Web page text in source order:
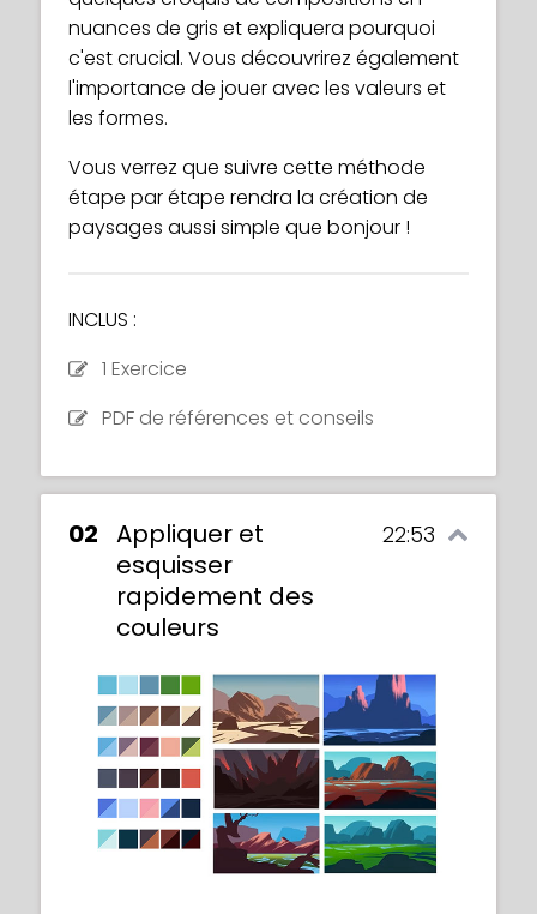
nuances de gris et expliquera pourquoi
c'est crucial. Vous découvrirez également
l'importance de jouer avec les valeurs et
les formes.
Vous verrez que suivre cette méthode
étape par étape rendra la création de
paysages aussi simple que bonjour !
INCLUS :
1 Exercice
PDF de références et conseils
02 Appliquer et
esquisser
rapidement des
couleurs
22:53